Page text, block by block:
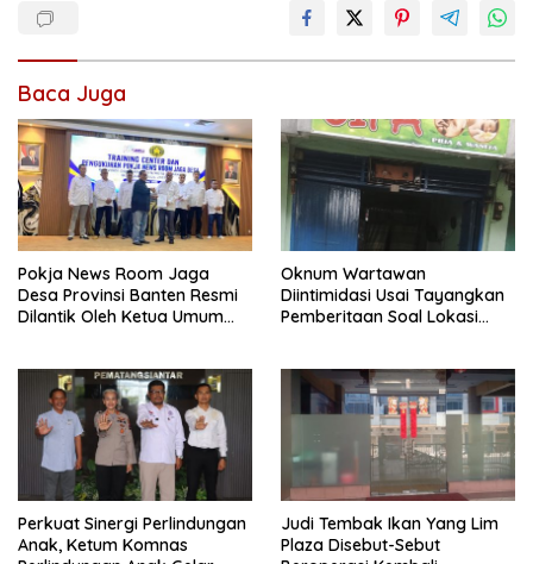
Baca Juga
Pokja News Room Jaga
Desa Provinsi Banten Resmi
Dilantik Oleh Ketua Umum
Oknum Wartawan
Diintimidasi Usai Tayangkan
Pemberitaan Soal Lokasi
Perkuat Sinergi Perlindungan
Anak, Ketum Komnas
Judi Tembak Ikan Yang Lim
Plaza Disebut-Sebut